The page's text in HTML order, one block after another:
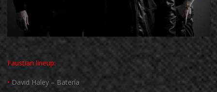
Faustian lineup:
• David Haley – Batería